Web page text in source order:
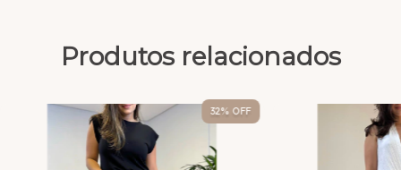
Produtos relacionados
32% OFF